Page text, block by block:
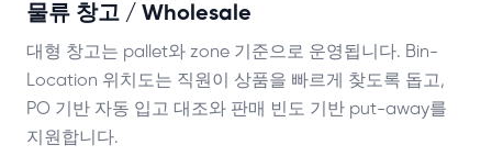
물류 창고 / Wholesale
대형 창고는 pallet와 zone 기준으로 운영됩니다. Bin-
Location 위치도는 직원이 상품을 빠르게 찾도록 돕고,
PO 기반 자동 입고 대조와 판매 빈도 기반 put-away를
지원합니다.